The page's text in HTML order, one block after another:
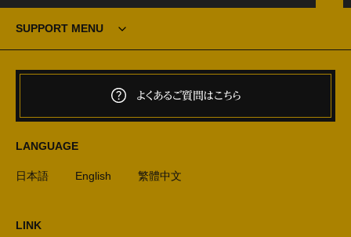
SUPPORT MENU
よくあるご質問はこちら
LANGUAGE
日本語 English 繁體中文
LINK